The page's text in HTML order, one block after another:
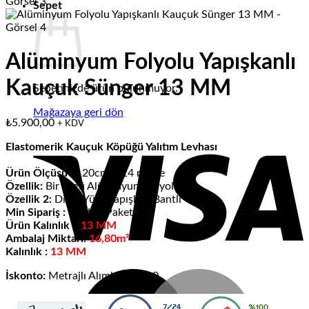
Sepet
Sepetinizde ürün bulunmuyor.
Mağazaya geri dön
Alüminyum Folyolu Yapışkanlı
Kauçuk Sünger 13 MM
₺5.900,00 + KDV
Elastomerik Kauçuk Köpüğü Yalıtım Levhası
Ürün Ölçüsü :
120cm X 14 metre
Özellik: Bir Yüzü Alüminyum Folyolu
Özellik 2: Diğer Yüzü Yapışkan Bantlı
Min Sipariş :1 Adet (Paket)
Ürün Kalınlık : 13 MM
Ambalaj Miktarı: 16,80m²
Kalınlık : 13 MM
İskonto: Metrajlı Alımlarda %10